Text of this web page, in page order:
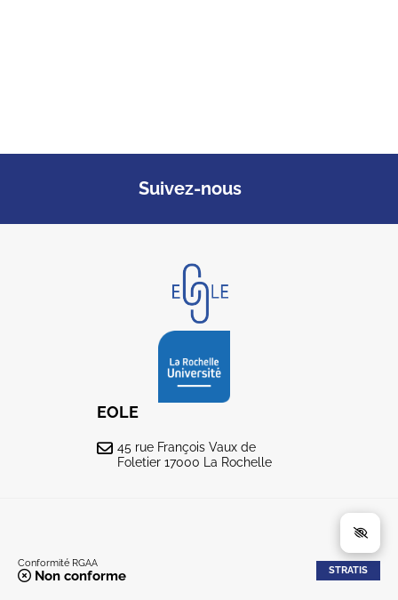
Suivez-nous
EOLE
45 rue François Vaux de
Foletier 17000 La Rochelle
Conformité RGAA
Non conforme STRATIS